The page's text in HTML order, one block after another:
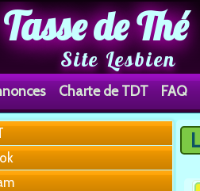
Tasse de Thé
Site Lesbien
Charte de TDT FAQ